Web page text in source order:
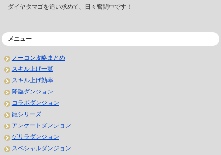
ダイヤタマゴを追い求めて、日々奮闘中です！
メニュー
ノーコン攻略まとめ
スキル上げ一覧
スキル上げ効率
降臨ダンジョン
コラボダンジョン
龍シリーズ
アンケートダンジョン
ゲリラダンジョン
スペシャルダンジョン